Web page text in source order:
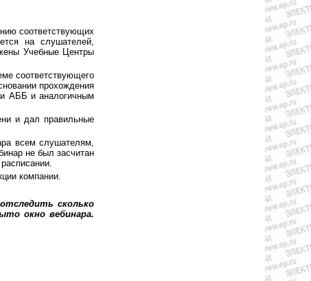
соответствующих
на слушателей,
Учебные Центры
соответствующего
прохождения
АББ и аналогичным
и дал правильные
всем слушателям,
не был засчитан
компании.
сколько
окно вебинара.